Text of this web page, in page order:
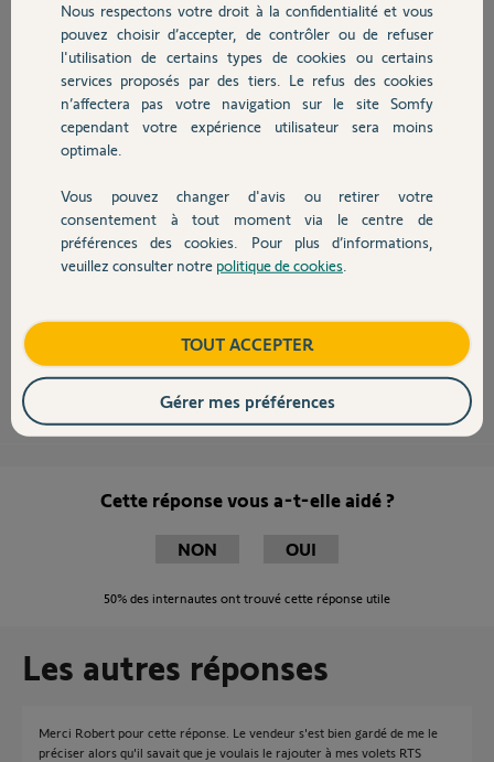
Chauffage
Autres produits
Devis avec un pro
Contact
Merci pour votre aide
Cedric
il y a presque 9 ans
Participer au fil de discussion
Bonjour,
comprennent pas.
Robert P. il y a presque 9 ans
Cette réponse vous a-t-elle aidé ?
NON OUI
50% des internautes ont trouvé cette réponse utile
Les autres réponses
Merci Robert pour cette réponse. Le vendeur s'est bien gardé de me le
préciser alors qu'il savait que je voulais le rajouter à mes volets RTS
Nous respectons votre droit à la confidentialité et vous
pouvez choisir d’accepter, de contrôler ou de refuser
l'utilisation de certains types de cookies ou certains
services proposés par des tiers. Le refus des cookies
n’affectera pas votre navigation sur le site Somfy
cependant votre expérience utilisateur sera moins
optimale.
Vous pouvez changer d'avis ou retirer votre
consentement à tout moment via le centre de
préférences des cookies. Pour plus d’informations,
veuillez consulter notre politique de cookies
TOUT ACCEPTER
Gérer mes préférences